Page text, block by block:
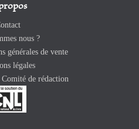
nous ?
générales de vente
légales
de rédaction